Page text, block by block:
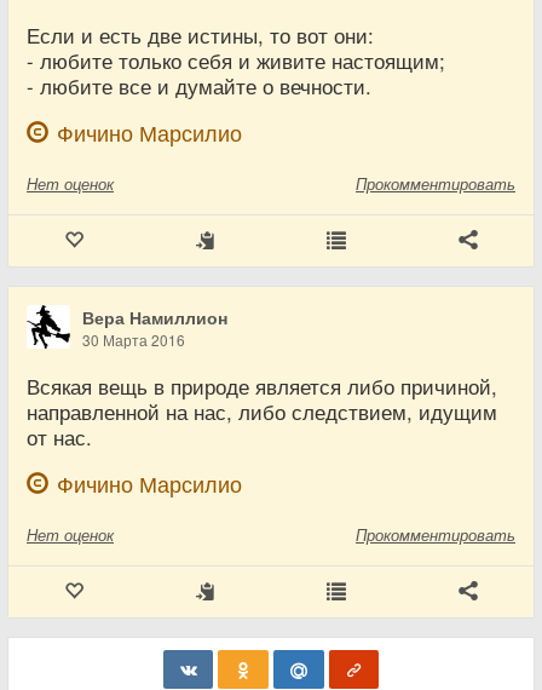
Если и есть две истины, то вот они:
- любите только себя и живите настоящим;
- любите все и думайте о вечности.
Фичино Марсилио
Нет оценок Прокомментировать
Вера Намиллион
30 Марта 2016
Всякая вещь в природе является либо причиной,
направленной на нас, либо следствием, идущим
от нас.
Фичино Марсилио
Нет оценок Прокомментировать